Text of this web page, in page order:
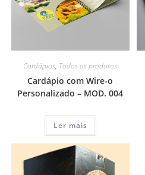
Cardápios, Todos os produtos
Cardápio com Wire-o
Personalizado – MOD. 004
Ler mais